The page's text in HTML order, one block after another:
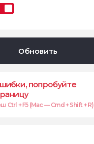
Обновить
попробуйте
+ F5 (Mac — Cmd + Shift + R)